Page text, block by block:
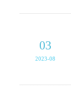
03
2023-08